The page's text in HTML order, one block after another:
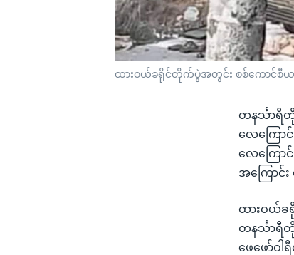
ထားဝယ်ခရိုင်တိုက်ပွဲအတွင်း စစ်ကောင်စီယာ
တနင်္သာရီ
လေကြော
လေကြော
အကြောင်း
ထားဝယ်ခ
တနင်္သာရီ
ဖေဖော်ဝ